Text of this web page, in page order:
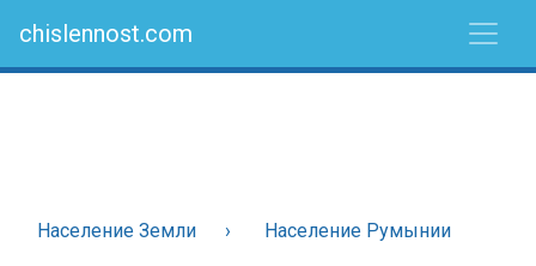
chislennost.com
Население Земли Население Румынии